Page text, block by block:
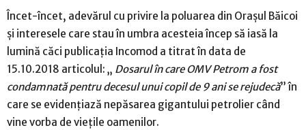
Încet-încet, adevărul cu privire la poluarea din Orașul Băicoi
și interesele care stau în umbra acesteia încep să iasă la
lumină căci publicația Incomod a titrat în data de
15.10.2018 articolul: „ Dosarul în care OMV Petrom a fost
condamnată pentru decesul unui copil de 9 ani se rejudecă” în
care se evidențiază nepăsarea gigantului petrolier când
vine vorba de viețile oamenilor.